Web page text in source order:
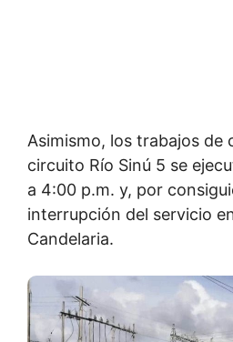
Asimismo, los trabajos de
circuito Río Sinú 5 se
a 4:00 p.m. y, por
interrupción del servicio
Candelaria.